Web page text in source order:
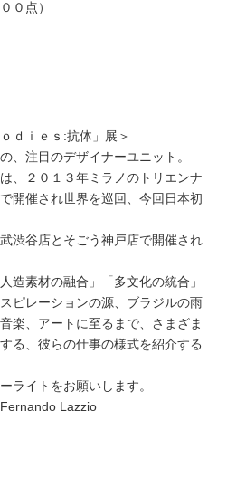
０点）
ｄｉｅｓ:抗体」展＞
、注目のデザイナーユニット。
、２０１３年ミラノのトリエンナ
開催され世界を巡回、今回日本初
渋谷店とそごう神戸店で開催され
造素材の融合」「多文化の統合」
ピレーションの源、ブラジルの雨
楽、アートに至るまで、さまざま
る、彼らの仕事の様式を紹介する
ライトをお願いします。
Lazzio